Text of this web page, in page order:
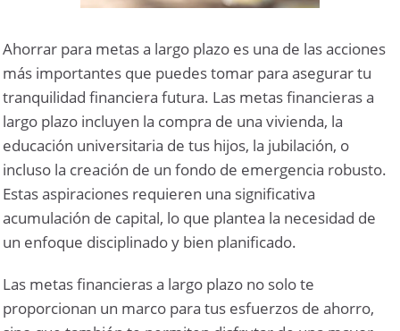
Ahorrar para metas a largo plazo es una de las acciones
más importantes que puedes tomar para asegurar tu
tranquilidad financiera futura. Las metas financieras a
largo plazo incluyen la compra de una vivienda, la
educación universitaria de tus hijos, la jubilación, o
incluso la creación de un fondo de emergencia robusto.
Estas aspiraciones requieren una significativa
acumulación de capital, lo que plantea la necesidad de
un enfoque disciplinado y bien planificado.
Las metas financieras a largo plazo no solo te
proporcionan un marco para tus esfuerzos de ahorro,